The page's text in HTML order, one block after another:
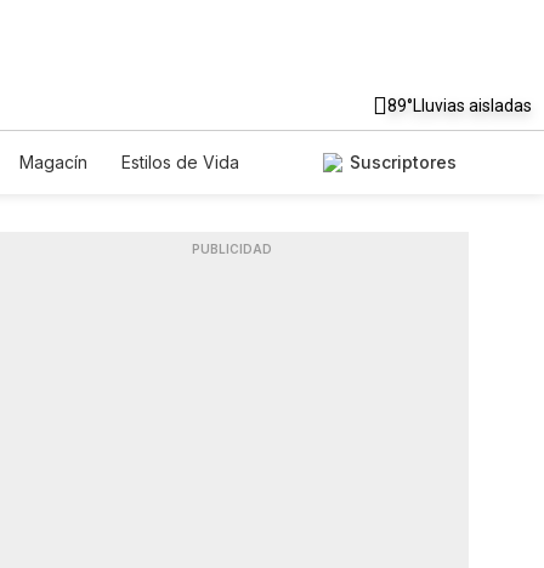
89°Lluvias aisladas
Magacín
Estilos de Vida
Suscriptores
PUBLICIDAD